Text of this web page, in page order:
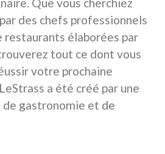
Que vous cherchiez
des chefs professionnels
restaurants élaborées par
tout ce dont vous
votre prochaine
a été créé par une
de gastronomie et de